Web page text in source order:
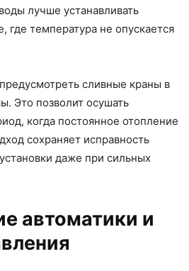
лучше устанавливать
где температура не опускается
сливные краны в
Это позволит осушать
когда постоянное отопление
сохраняет исправность
даже при сильных
автоматики и